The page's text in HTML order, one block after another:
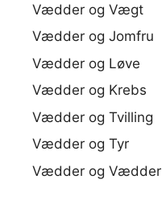
Vædder og Vægt
Vædder og Jomfru
Vædder og Løve
Vædder og Krebs
Vædder og Tvilling
Vædder og Tyr
Vædder og Vædder